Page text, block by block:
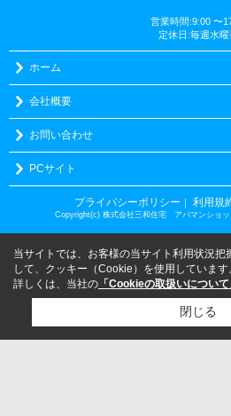
営業時間:9:00 〜
定休日:毎週水曜
ホーム
会社概要
お問い合わせ
PCサイト
プライバシーポリシー ｜ 利用規
Copyright(c) 株式会社三和住宅 アパマンショッ
当サイトでは、お客様の当サイト利用状況把
して、クッキー（Cookie）を使用しています
詳しくは、当社の 「Cookieの取扱いについて
閉じる